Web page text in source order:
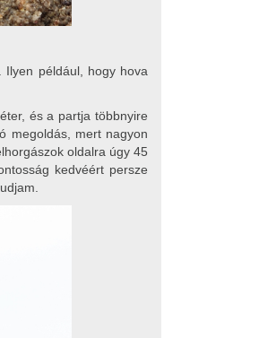
például, hogy hova
és a partja többnyire
megoldás, mert nagyon
oldalra úgy 45
kedvéért persze